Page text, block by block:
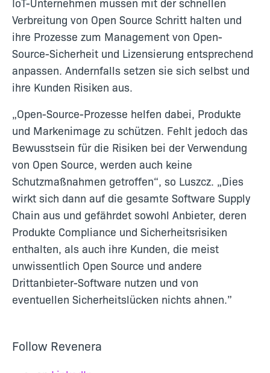
Verbreitung von Open Source Schritt halten und
ihre Prozesse zum Management von Open-
Source-Sicherheit und Lizensierung entsprechend
anpassen. Andernfalls setzen sie sich selbst und
ihre Kunden Risiken aus.
„Open-Source-Prozesse helfen dabei, Produkte
und Markenimage zu schützen. Fehlt jedoch das
Bewusstsein für die Risiken bei der Verwendung
von Open Source, werden auch keine
Schutzmaßnahmen getroffen“, so Luszcz. „Dies
wirkt sich dann auf die gesamte Software Supply
Chain aus und gefährdet sowohl Anbieter, deren
Produkte Compliance und Sicherheitsrisiken
enthalten, als auch ihre Kunden, die meist
unwissentlich Open Source und andere
Drittanbieter-Software nutzen und von
eventuellen Sicherheitslücken nichts ahnen.”
Follow Revenera